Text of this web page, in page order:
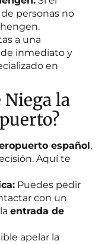
personas no
a una
inmediato y
en
Niega la
español,
Aquí te
Puedes pedir
con un
entrada de
apelar la